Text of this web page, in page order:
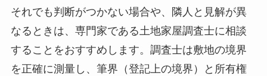
それでも判断がつかない場合や、隣人と見解が異
なるときは、専門家である土地家屋調査士に相談
することをおすすめします。調査士は敷地の境界
を正確に測量し、筆界（登記上の境界）と所有権